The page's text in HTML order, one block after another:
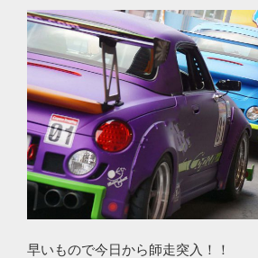
早いもので今日から師走突入！！